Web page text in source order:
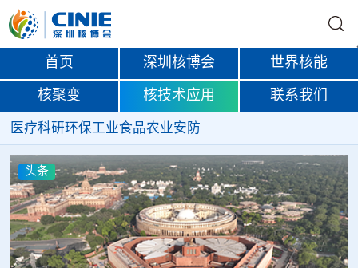
首页 深圳核博会 世界核能
核聚变 核技术应用 联系我们
医疗科研环保工业食品农业安防
头条